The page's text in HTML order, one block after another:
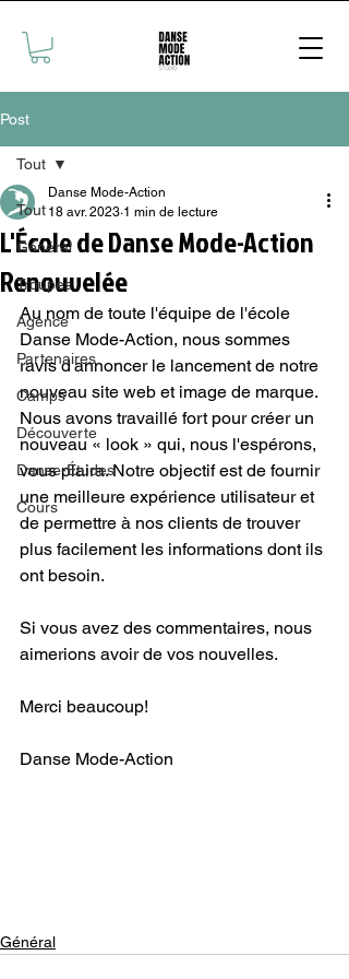
Post
Tout
Général
Troupes
Agence
Partenaires
Camps
Découverte
Danse-Études
Cours
Tout
L'École de Danse Mode-Action
Renouvelée
Danse Mode-Action
18 avr. 2023 1 min de lecture
Au nom de toute l'équipe de l'école
Danse Mode-Action, nous sommes
ravis d'annoncer le lancement de notre
nouveau site web et image de marque.
Nous avons travaillé fort pour créer un
nouveau « look » qui, nous l'espérons,
vous plaira. Notre objectif est de fournir
une meilleure expérience utilisateur et
de permettre à nos clients de trouver
plus facilement les informations dont ils
ont besoin.
Si vous avez des commentaires, nous
aimerions avoir de vos nouvelles.
Merci beaucoup!
Danse Mode-Action
Général